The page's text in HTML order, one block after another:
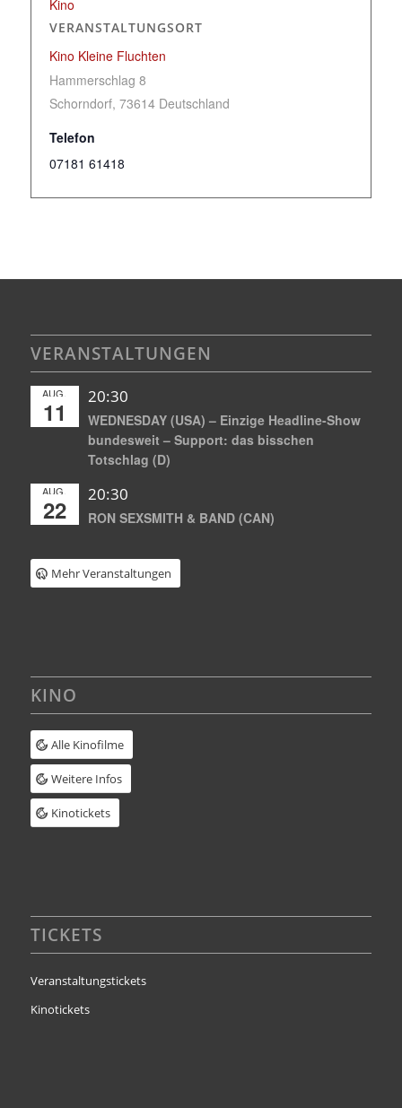
Kino
VERANSTALTUNGSORT
Kino Kleine Fluchten
Hammerschlag 8
Schorndorf, 73614 Deutschland
Telefon
07181 61418
VERANSTALTUNGEN
AUG.
11
20:30
WEDNESDAY (USA) – Einzige Headline-Show
bundesweit – Support: das bisschen
Totschlag (D)
AUG.
22
20:30
RON SEXSMITH & BAND (CAN)
Mehr Veranstaltungen
KINO
Alle Kinofilme
Weitere Infos
Kinotickets
TICKETS
Veranstaltungstickets
Kinotickets